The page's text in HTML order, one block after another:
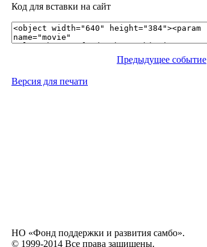
Код для вставки на сайт
Предыдущее событие
Версия для печати
НО «Фонд поддержки и развития самбо».
© 1999-2014 Все права защищены.